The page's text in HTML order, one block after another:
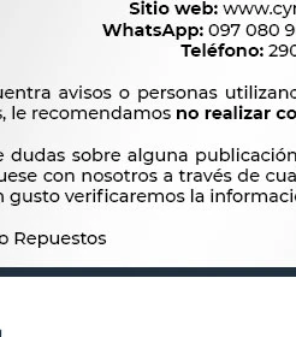
DIRECCION TOYOTA
08- BRILLIANCE HIACE
FOT.VIEW TALOSA
$272